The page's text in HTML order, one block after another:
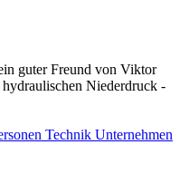
guter Freund von Viktor
Niederdruck -
Technik Unternehmen